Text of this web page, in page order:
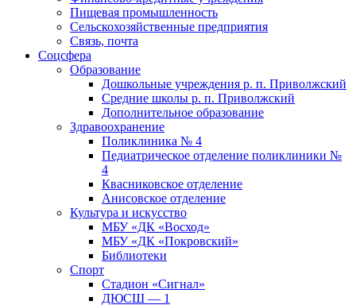
Пищевая промышленность
Сельскохозяйственные предприятия
Связь, почта
Соцсфера
Образование
Дошкольные учреждения р. п. Приволжский
Средние школы р. п. Приволжский
Дополнительное образование
Здравоохранение
Поликлиника № 4
Педиатрическое отделение поликлиники №
4
Квасниковское отделение
Анисовское отделение
Культура и искусство
МБУ «ДК «Восход»
МБУ «ДК «Покровский»
Библиотеки
Спорт
Стадион «Сигнал»
ДЮСШ — 1